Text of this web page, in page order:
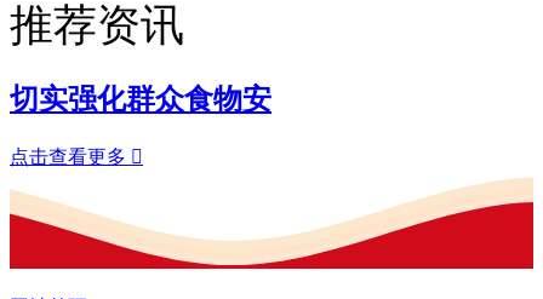
推荐资讯
切实强化群众食物安
点击查看更多 